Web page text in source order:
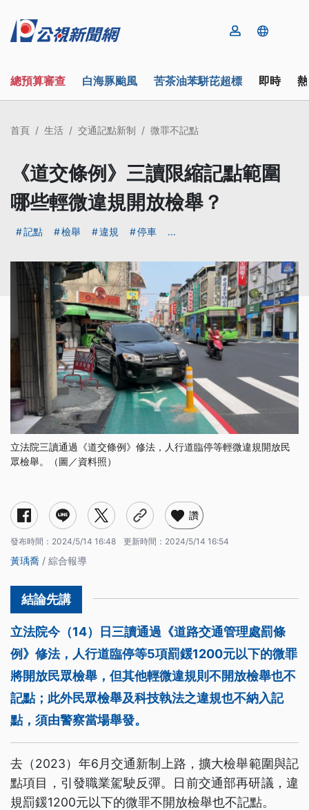
總預算審查 白海豚颱風 苦茶油苯駢芘超標 即時
首頁 生活 交通記點新制 微罪不記點
《道交條例》三讀限縮記點範圍
哪些輕微違規開放檢舉？
記點 檢舉 違規 停車 ...
立法院三讀通過《道交條例》修法，人行道臨停等輕微違規開放民
眾檢舉。（圖／資料照）
哪些違規項目開放檢舉？
哪些違規項目不能檢舉？
修法後記點制度有何改變？
讚
發布時間： 2024/5/14 16:48 更新時間： 2024/5/14 16:54
黃瑀喬 / 綜合報導
立法院今（14）日三讀通過《道路交通管理處罰條
例》修法，人行道臨停等5項罰鍰1200元以下的微罪
將開放民眾檢舉，但其他輕微違規則不開放檢舉也不
記點；此外民眾檢舉及科技執法之違規也不納入記
點，須由警察當場舉發。
去（2023）年6月交通新制上路，擴大檢舉範圍與記
點項目，引發職業駕駛反彈。日前交通部再研議，違
規罰鍰1200元以下的微罪不開放檢舉也不記點。